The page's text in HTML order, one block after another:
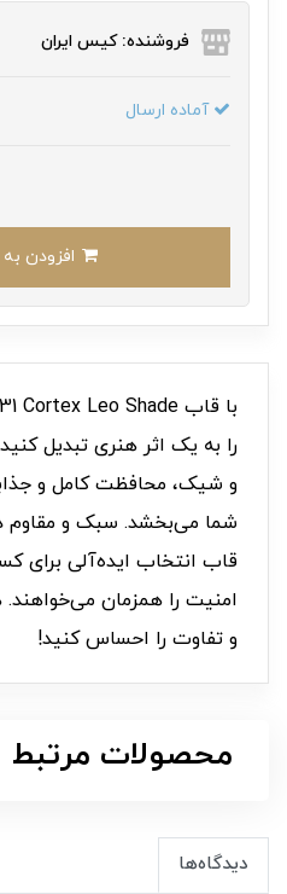
فروشنده: کیس ایران
آماده ارسال
را به یک اثر هنری تبدیل
و شیک، محافظت کامل و
شما می‌بخشد. سبک و مقاوم
قاب انتخاب ایده‌آلی برای
امنیت را همزمان
و تفاوت را احساس کنید!
محصولات مرتبط
دیدگاه‌ها